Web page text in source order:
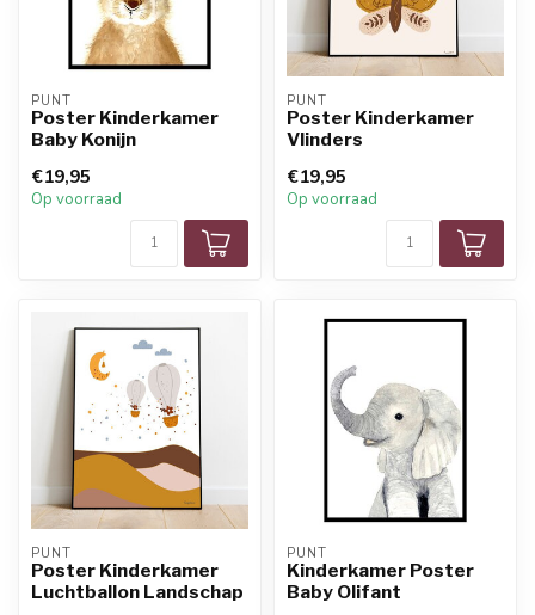
PUNT
Poster Kinderkamer
Baby Konijn
€19,95
Op voorraad
PUNT
Poster Kinderkamer
Vlinders
€19,95
Op voorraad
PUNT
Poster Kinderkamer
Luchtballon Landschap
PUNT
Kinderkamer Poster
Baby Olifant